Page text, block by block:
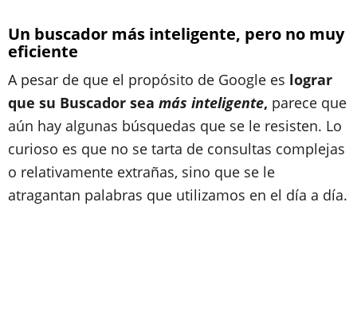
Un buscador más inteligente, pero no muy
eficiente
A pesar de que el propósito de Google es lograr
que su Buscador sea más inteligente, parece que
aún hay algunas búsquedas que se le resisten. Lo
curioso es que no se tarta de consultas complejas
o relativamente extrañas, sino que se le
atragantan palabras que utilizamos en el día a día.